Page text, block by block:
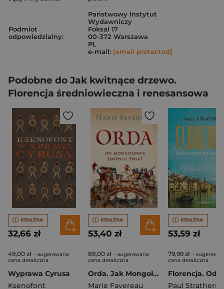
Podmiot
odpowiedzialny:
Państwowy Instytut
Wydawniczy
Foksal 17
00-372 Warszawa
PL
e-mail: [email protected]
Podobne do Jak kwitnące drzewo.
Florencja średniowieczna i renesansowa
KSIĄŻKA
32,66 zł
49,00 zł - sugerowana
cena detaliczna
Wyprawa Cyrusa
Ksenofont
KSIĄŻKA
53,40 zł
89,00 zł - sugerowana
cena detaliczna
Orda. Jak Mongołowie zmienili świat
Marie Favereau
KSIĄŻKA
53,59 zł
79,99 zł -
cena detaliczna
Paul Strathern